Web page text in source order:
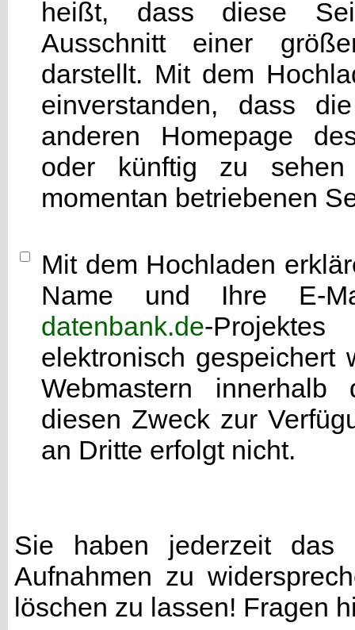
heißt, dass diese
Ausschnitt einer
darstellt. Mit dem
einverstanden, dass
anderen Homepage
oder künftig zu
momentan betriebenen
Mit dem Hochladen
Name und Ihre E-
datenbank.de-
elektronisch gespeichert
Webmastern
diesen Zweck zur
an Dritte erfolgt nicht.
Sie haben jederzeit das
Aufnahmen zu
löschen zu lassen! Fragen